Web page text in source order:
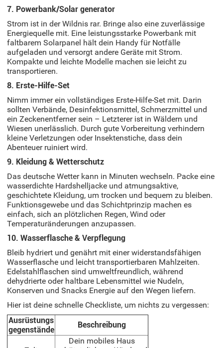
7. Powerbank/Solar generator
Strom ist in der Wildnis rar. Bringe also eine zuverlässige
Energiequelle mit. Eine leistungsstarke Powerbank mit
faltbarem Solarpanel hält dein Handy für Notfälle
aufgeladen und versorgt andere Geräte mit Strom.
Kompakte und leichte Modelle machen sie leicht zu
transportieren.
8. Erste-Hilfe-Set
Nimm immer ein vollständiges Erste-Hilfe-Set mit. Darin
sollten Verbände, Desinfektionsmittel, Schmerzmittel und
ein Zeckenentferner sein – Letzterer ist in Wäldern und
Wiesen unerlässlich. Durch gute Vorbereitung verhindern
kleine Verletzungen oder Insektenstiche, dass dein
Abenteuer ruiniert wird.
9. Kleidung & Wetterschutz
Das deutsche Wetter kann in Minuten wechseln. Packe eine
wasserdichte Hardshelljacke und atmungsaktive,
geschichtete Kleidung, um trocken und bequem zu bleiben.
Funktionsgewebe und das Schichtprinzip machen es
einfach, sich an plötzlichen Regen, Wind oder
Temperaturänderungen anzupassen.
10. Wasserflasche & Verpflegung
Bleib hydriert und genährt mit einer widerstandsfähigen
Wasserflasche und leicht transportierbaren Mahlzeiten.
Edelstahlflaschen sind umweltfreundlich, während
dehydrierte oder haltbare Lebensmittel wie Nudeln,
Konserven und Snacks Energie auf den Wegen liefern.
Hier ist deine schnelle Checkliste, um nichts zu vergessen:
Ausrüstungs
gegenstände
Beschreibung
Dein mobiles Haus